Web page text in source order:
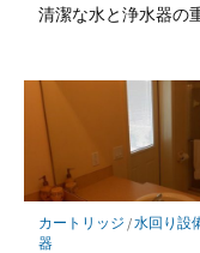
清潔な水と浄水器の
カートリッジ /水回り設
器